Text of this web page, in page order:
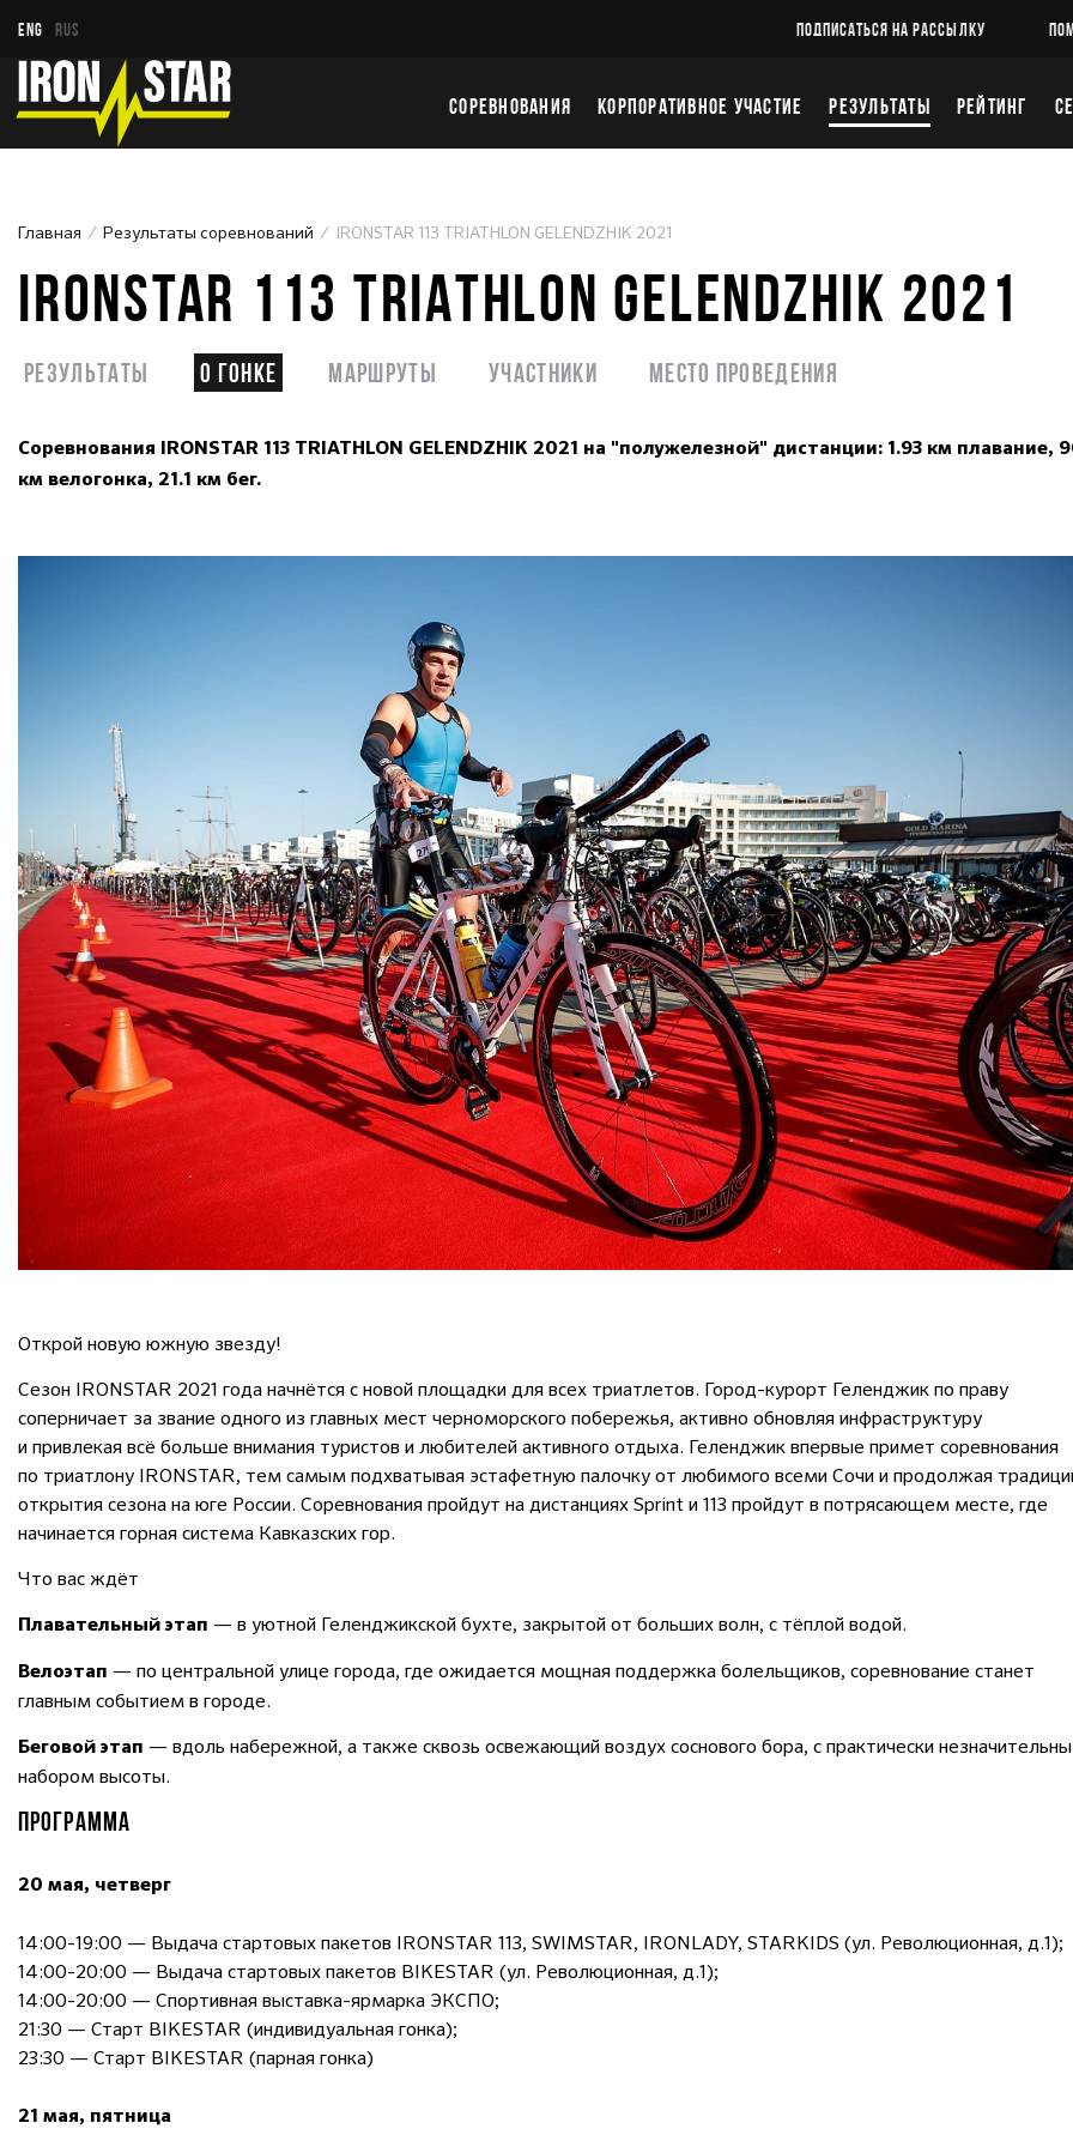
ENG RUS ПОДПИСАТЬСЯ НА РАССЫЛКУ
СОРЕВНОВАНИЯ КОРПОРАТИВНОЕ УЧАСТИЕ РЕЗУЛЬТАТЫ РЕЙТИНГ
Главная Результаты соревнований IRONSTAR 113 TRIATHLON GELENDZHIK 2021
IRONSTAR 113 TRIATHLON GELENDZHIK 2021
Результаты О гонке Маршруты Участники Место проведения
Соревнования IRONSTAR 113 TRIATHLON GELENDZHIK 2021 на "полужелезной" дистанции: 1.93 км плавание,
км велогонка, 21.1 км бег.
Открой новую южную звезду!
Сезон IRONSTAR 2021 года начнётся с новой площадки для всех триатлетов. Город-курорт Геленджик по праву
соперничает за звание одного из главных мест черноморского побережья, активно обновляя инфраструктуру
и привлекая всё больше внимания туристов и любителей активного отдыха. Геленджик впервые примет соревнования
по триатлону IRONSTAR, тем самым подхватывая эстафетную палочку от любимого всеми Сочи и продолжая
открытия сезона на юге России. Соревнования пройдут на дистанциях Sprint и 113 пройдут в потрясающем месте, где
начинается горная система Кавказских гор.
Что вас ждёт
Плавательный этап — в уютной Геленджикской бухте, закрытой от больших волн, с тёплой водой.
Велоэтап — по центральной улице города, где ожидается мощная поддержка болельщиков, соревнование станет
главным событием в городе.
Беговой этап — вдоль набережной, а также сквозь освежающий воздух соснового бора, с практически
набором высоты.
ПРОГРАММА
20 мая, четверг
14:00-19:00 — Выдача стартовых пакетов IRONSTAR 113, SWIMSTAR, IRONLADY, STARKIDS (ул. Революционная, д.1);
14:00-20:00 — Выдача стартовых пакетов BIKESTAR (ул. Революционная, д.1);
14:00-20:00 — Спортивная выставка-ярмарка ЭКСПО;
21:30 — Старт BIKESTAR (индивидуальная гонка);
23:30 — Старт BIKESTAR (парная гонка)
21 мая, пятница